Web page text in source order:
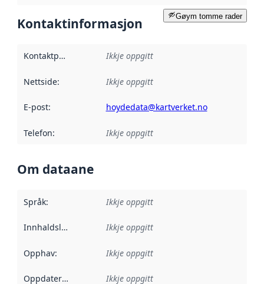
Gøym tomme rader
Kontaktinformasjon
Kontaktpunkt Ikkje oppgitt
Nettside: Ikkje oppgitt
E-post: hoydedata@kartverket.no
Telefon: Ikkje oppgitt
Om dataane
Språk: Ikkje oppgitt
Innhaldsleverandørar :
Ikkje oppgitt
Opphav: Ikkje oppgitt
Oppdateringsfrekvens :
Ikkje oppgitt